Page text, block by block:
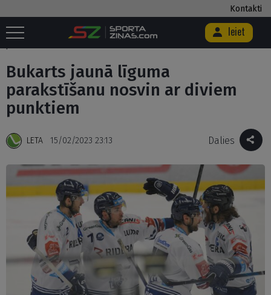
Kontakti
Ieiet
Sākums / Bukarts jaunā līguma parakstīšanu nosvin ar diviem
Bukarts jaunā līguma
parakstīšanu nosvin ar diviem
punktiem
LETA 15/02/2023 23:13 Dalies